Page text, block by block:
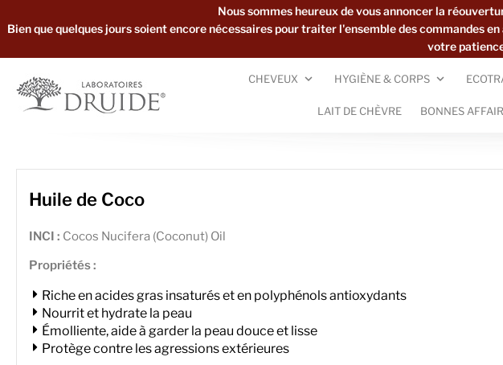
Nous sommes heureux de vous annoncer la
Bien que quelques jours soient encore nécessaires pour traiter l'ensemble des commandes
votre
CHEVEUX HYGIÈNE & CORPS
LAIT DE CHÈVRE BONNES
Huile de Coco
INCI : Cocos Nucifera (Coconut) Oil
Propriétés :
Riche en acides gras insaturés et en polyphénols antioxydants
Nourrit et hydrate la peau
Émolliente, aide à garder la peau douce et lisse
Protège contre les agressions extérieures